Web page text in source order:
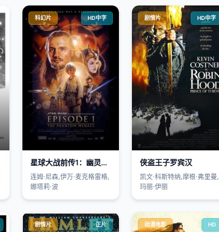
科幻片 HD中字
星球大战前传1：幽灵的威胁
连姆·尼森,伊万·麦克格雷格,
娜塔莉·波
剧情片 HD中字
侠盗王子罗宾汉
凯文·科斯特纳,摩根·弗里曼,
玛丽·伊丽
剧情片 正片 动漫电影 HD